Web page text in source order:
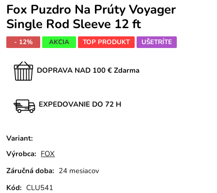
Fox Puzdro Na Prúty Voyager
Single Rod Sleeve 12 ft
- 12% AKCIA TOP PRODUKT UŠETRÍTE
DOPRAVA NAD 100 € Zdarma
EXPEDOVANIE DO 72 H
Variant:
Výrobca: FOX
Záručná doba: 24 mesiacov
Kód: CLU541